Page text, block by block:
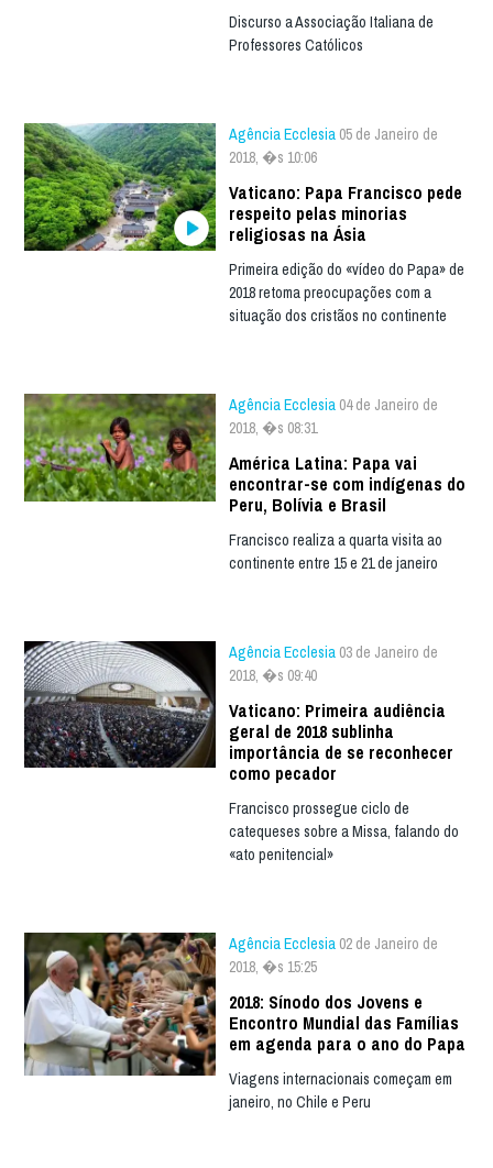
Discurso a Associação Italiana de
Professores Católicos
Agência Ecclesia 05 de Janeiro de
2018, �s 10:06
Vaticano: Papa Francisco pede
respeito pelas minorias
religiosas na Ásia
Primeira edição do «vídeo do Papa» de
2018 retoma preocupações com a
situação dos cristãos no continente
Agência Ecclesia 04 de Janeiro de
2018, �s 08:31
América Latina: Papa vai
encontrar-se com indígenas do
Peru, Bolívia e Brasil
Francisco realiza a quarta visita ao
continente entre 15 e 21 de janeiro
Agência Ecclesia 03 de Janeiro de
2018, �s 09:40
Vaticano: Primeira audiência
geral de 2018 sublinha
importância de se reconhecer
como pecador
Francisco prossegue ciclo de
catequeses sobre a Missa, falando do
«ato penitencial»
Agência Ecclesia 02 de Janeiro de
2018, �s 15:25
2018: Sínodo dos Jovens e
Encontro Mundial das Famílias
em agenda para o ano do Papa
Viagens internacionais começam em
janeiro, no Chile e Peru